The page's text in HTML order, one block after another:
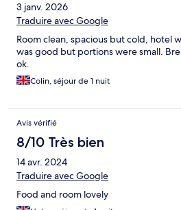
3 janv. 2026
Traduire avec Google
Room clean, spacious but cold, hotel
was good but portions were small.
ok.
Colin, séjour de 1 nuit
Avis vérifié
8/10 Très bien
14 avr. 2024
Traduire avec Google
Food and room lovely